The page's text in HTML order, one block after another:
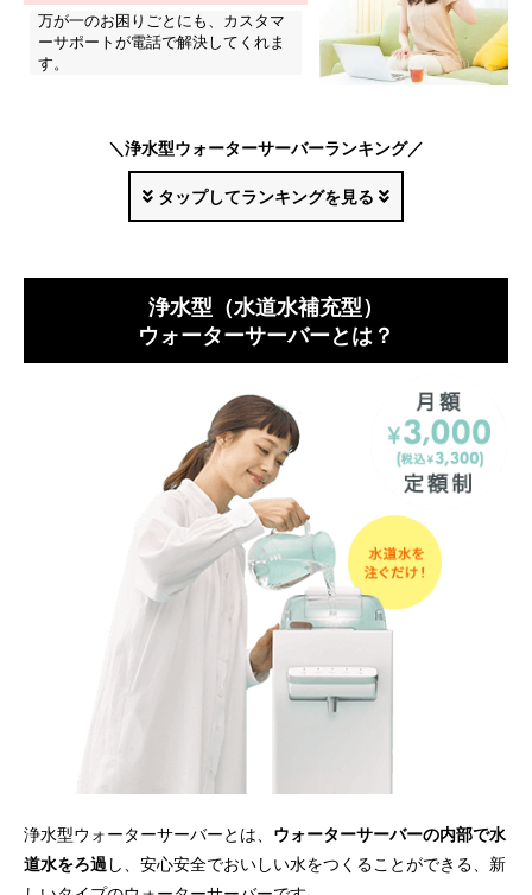
万が一のお困りごとにも、カスタマ
ーサポートが電話で解決してくれま
す。
＼浄水型ウォーターサーバーランキング／
タップしてランキングを見る
mini（ミニ）
エブリィフレシャス
サーバー
配送料
0円 3,300円
］
おすすめポイント
浄水型（水道水補充型）
ウォーターサーバーとは？
浄水型ウォーターサーバーとは、 ウォーターサーバーの内部で水
道水をろ過 し、安心安全でおいしい水をつくることができる、新